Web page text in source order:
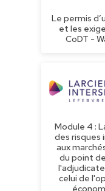
Le permis
et les
CoDT -
Module 4 :
des risques
aux
du point
celui de